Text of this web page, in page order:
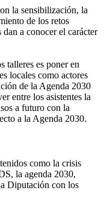
la sensibilización, la
de los retos
a conocer el carácter
talleres es poner en
locales como actores
de la Agenda 2030
entre los asistentes la
a futuro con la
a la Agenda 2030.
como la crisis
la agenda 2030,
Diputación con los